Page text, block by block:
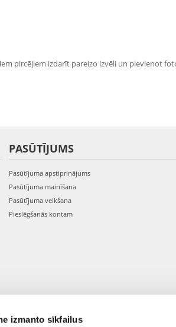
izmanto sīkfailus
pircējiem izdarīt pareizo izvēli un pievienot
PASŪTĪJUMS
Pasūtījuma apstiprinājums
Pasūtījuma mainīšana
Pasūtījuma veikšana
Pieslēgšanās kontam